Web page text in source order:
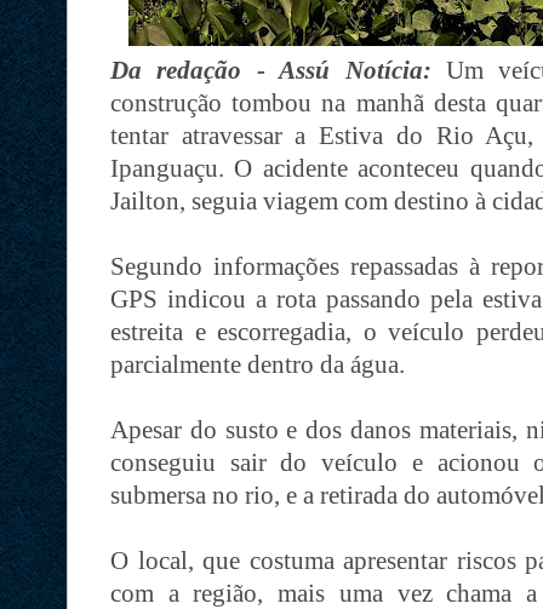
Da redação - Assú Notícia: Um
construção tombou na manhã desta
tentar atravessar a Estiva do Rio
Ipanguaçu. O acidente aconteceu
Jailton, seguia viagem com destino à
Segundo informações repassadas à
GPS indicou a rota passando pela
estreita e escorregadia, o veículo
parcialmente dentro da água.
Apesar do susto e dos danos materiais,
conseguiu sair do veículo e acionou
submersa no rio, e a retirada do
O local, que costuma apresentar riscos
com a região, mais uma vez chama a